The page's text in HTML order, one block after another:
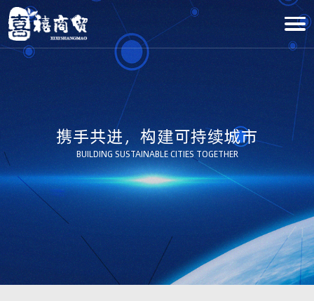
携手共进，构建可持续城市
BUILDING SUSTAINABLE CITIES TOGETHER